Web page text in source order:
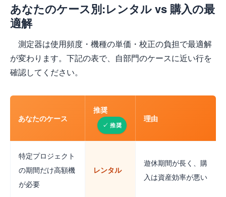
あなたのケース別:レンタル vs 購入の最
適解
測定器は使用頻度・機種の単価・校正の負担で最適解
が変わります。下記の表で、自部門のケースに近い行を
確認してください。
あなたのケース
推奨
理由
特定プロジェクト
の期間だけ高額機
が必要
レンタル
遊休期間が長く、購
入は資産効率が悪い